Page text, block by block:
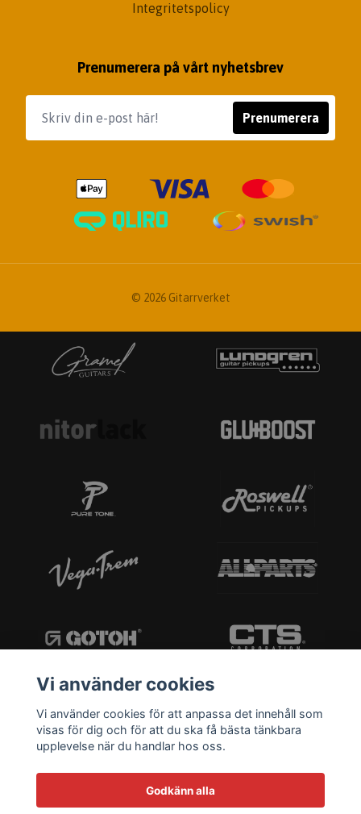
Integritetspolicy
Prenumerera på vårt nyhetsbrev
Prenumerera
© 2026 Gitarrverket
Vi använder cookies
Vi använder cookies för att anpassa det innehåll som
visas för dig och för att du ska få bästa tänkbara
upplevelse när du handlar hos oss.
Godkänn alla